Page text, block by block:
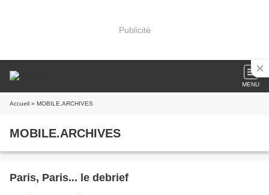
Publicité
MENU
Accueil » MOBILE.ARCHIVES
MOBILE.ARCHIVES
Paris, Paris... le debrief